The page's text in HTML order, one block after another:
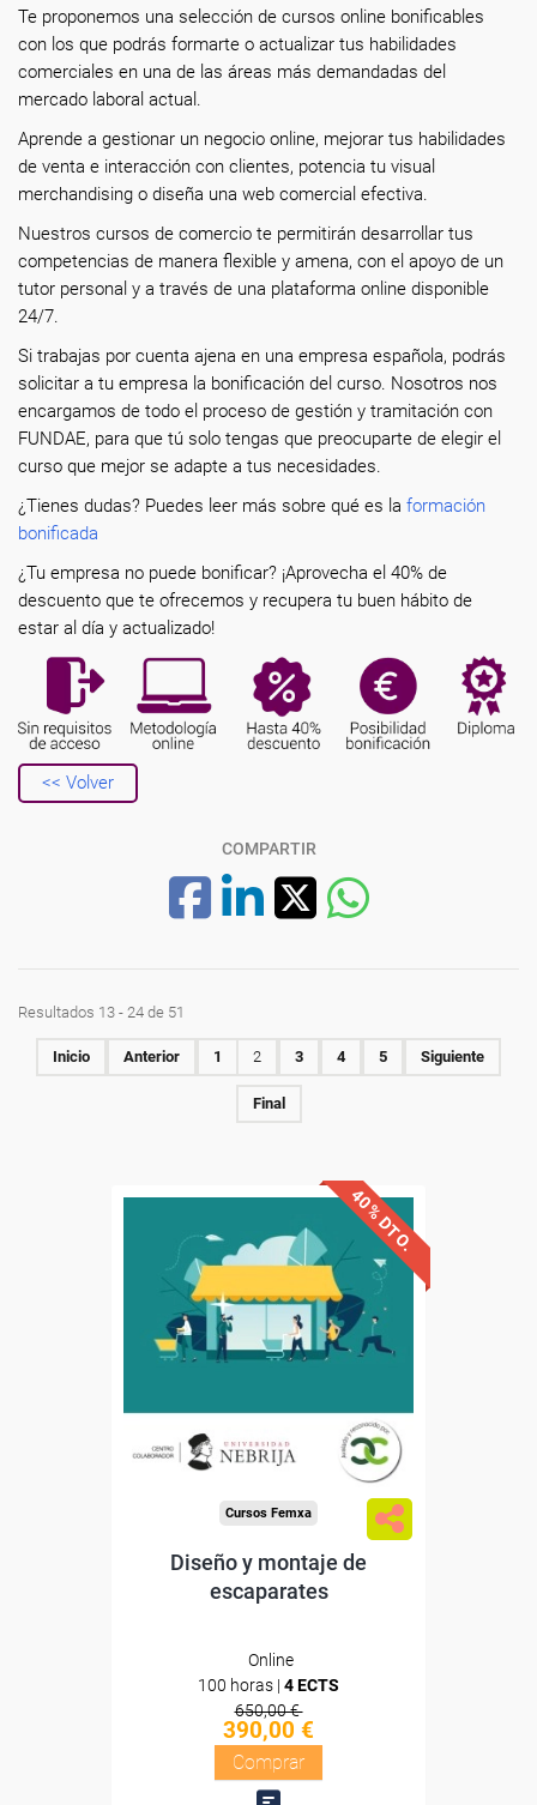
Te proponemos una selección de cursos online bonificables
con los que podrás formarte o actualizar tus habilidades
comerciales en una de las áreas más demandadas del
mercado laboral actual.
Aprende a gestionar un negocio online, mejorar tus habilidades
de venta e interacción con clientes, potencia tu visual
merchandising o diseña una web comercial efectiva.
Nuestros cursos de comercio te permitirán desarrollar tus
competencias de manera flexible y amena, con el apoyo de un
tutor personal y a través de una plataforma online disponible
24/7.
Si trabajas por cuenta ajena en una empresa española, podrás
solicitar a tu empresa la bonificación del curso. Nosotros nos
encargamos de todo el proceso de gestión y tramitación con
FUNDAE, para que tú solo tengas que preocuparte de elegir el
curso que mejor se adapte a tus necesidades.
¿Tienes dudas? Puedes leer más sobre qué es la formación
bonificada
¿Tu empresa no puede bonificar? ¡Aprovecha el 40% de
descuento que te ofrecemos y recupera tu buen hábito de
estar al día y actualizado!
<< Volver
COMPARTIR
Resultados 13 - 24 de 51
Inicio Anterior 1 2 3 4 5 Siguiente
Final
40% DTO.
Avalado y reconocido por
la
Confederación
Española de Comercio
(CEC)
Sin requisitos de acceso
Compra segura
Cursos Femxa
Diseño y montaje de
escaparates
Online
100 horas | 4 ECTS
650,00 €
390,00 €
Comprar